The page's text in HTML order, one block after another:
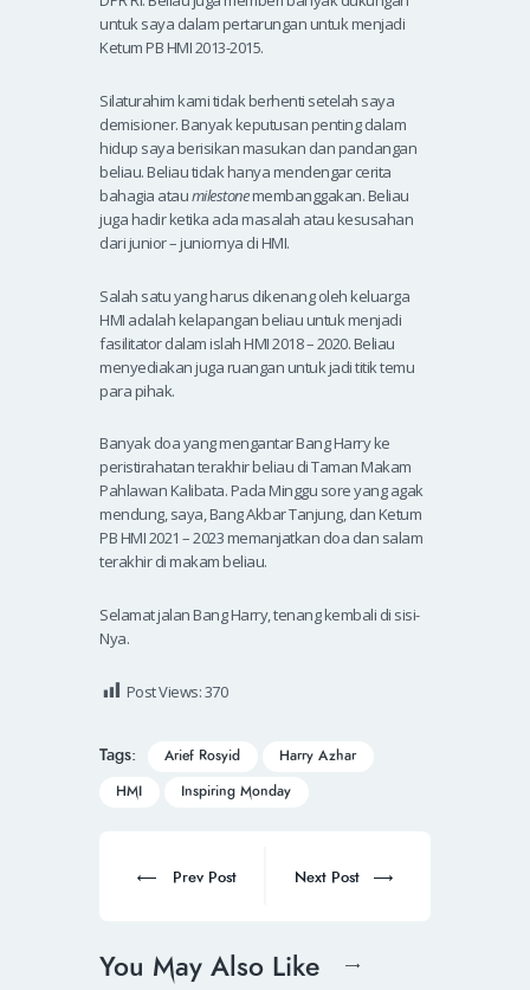
untuk saya dalam pertarungan untuk menjadi
Ketum PB HMI 2013-2015.
Silaturahim kami tidak berhenti setelah saya
demisioner. Banyak keputusan penting dalam
hidup saya berisikan masukan dan pandangan
beliau. Beliau tidak hanya mendengar cerita
bahagia ataumilestonemembanggakan. Beliau
juga hadir ketika ada masalah atau kesusahan
dari junior – juniornya di HMI.
Salah satu yang harus dikenang oleh keluarga
HMI adalah kelapangan beliau untuk menjadi
fasilitator dalam islah HMI 2018 – 2020. Beliau
menyediakan juga ruangan untuk jadi titik temu
para pihak.
Banyak doa yang mengantar Bang Harry ke
peristirahatan terakhir beliau di Taman Makam
Pahlawan Kalibata. Pada Minggu sore yang agak
mendung, saya, Bang Akbar Tanjung, dan Ketum
PB HMI 2021 – 2023 memanjatkan doa dan salam
terakhir di makam beliau.
Selamat jalan Bang Harry, tenang kembali di sisi-
Nya.
Post Views:370
Tags: Arief Rosyid
Harry Azhar
HMI
Inspiring Monday
Prev Post Next Post
You May Also Like